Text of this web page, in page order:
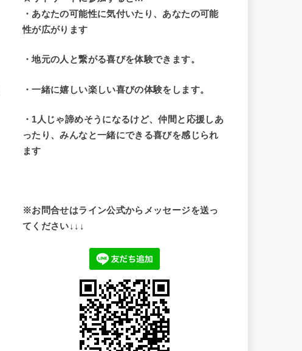
・ あなたの可能性に気付いたり、あなたの可能
性が広がります
・地元の人と繋がる喜びを体験できます。
・一緒に嬉しい楽しい喜びの体験をします。
・1人じゃ諦めそうになるけど、仲間と応援しあ
ったり、みんなと一緒にできる喜びを感じられ
ます
※お問合せはライン公式からメッセージを送っ
てください↓↓↓